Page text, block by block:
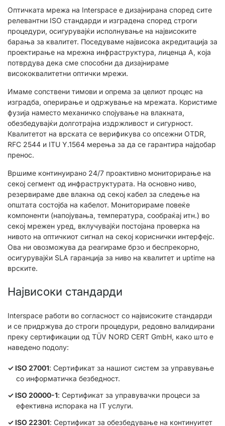
Оптичката мрежа на Interspace е дизајнирана според сите
релевантни ISO стандарди и изградена според строги
процедури, осигурувајќи исполнување на највисоките
барања за квалитет. Поседуваме највисока акредитација за
проектирање на мрежна инфраструктура, лиценца А, која
потврдува дека сме способни да дизајнираме
висококвалитетни оптички мрежи.
Имаме сопствени тимови и опрема за целиот процес на
изградба, оперирање и одржување на мрежата. Користиме
фузија наместо механичко спојување на влакната,
обезбедувајќи долготрајна издржливост и сигурност.
Квалитетот на врската се верификува со опсежни OTDR,
RFC 2544 и ITU Y.1564 мерења за да се гарантира најдобар
пренос.
Вршиме континуирано 24/7 проактивно мониторирање на
секој сегмент од инфраструктурата. На основно ниво,
резервираме две влакна од секој кабел за следење на
општата состојба на кабелот. Мониторираме повеќе
компоненти (напојувања, температура, сообраќај итн.) во
секој мрежен уред, вклучувајќи постојана проверка на
нивото на оптичкиот сигнал на секој кориснички интерфејс.
Ова ни овозможува да реагираме брзо и беспрекорно,
осигурувајќи SLA гаранција за ниво на квалитет и uptime на
врските.
Највисоки стандарди
Interspace работи во согласност со највисоките стандарди
и се придржува до строги процедури, редовно валидирани
преку сертификации од TÜV NORD CERT GmbH, како што е
наведено подолу:
ISO 27001: Сертификат за нашиот систем за управување
со информатичка безбедност.
ISO 20000-1: Сертификат за управувачки процеси за
ефективна испорака на IT услуги.
ISO 22301: Сертификат за обезбедување на континуитет